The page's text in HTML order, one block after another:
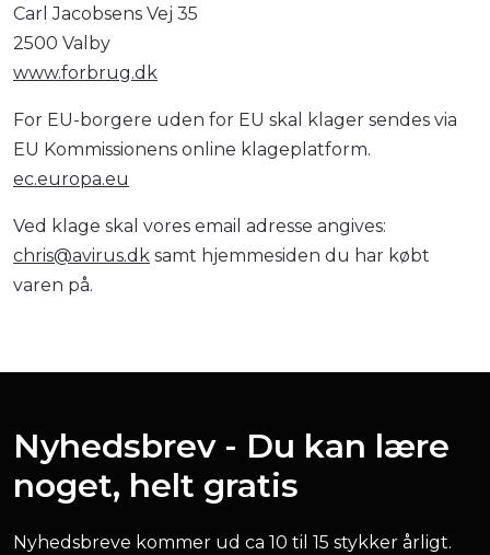
Carl Jacobsens Vej 35
2500 Valby
www.forbrug.dk
For EU-borgere uden for EU skal klager sendes via
EU Kommissionens online klageplatform.
ec.europa.eu
Ved klage skal vores email adresse angives:
chris@avirus.dk samt hjemmesiden du har købt
varen på.
Nyhedsbrev - Du kan lære
noget, helt gratis
Nyhedsbreve kommer ud ca 10 til 15 stykker årligt.